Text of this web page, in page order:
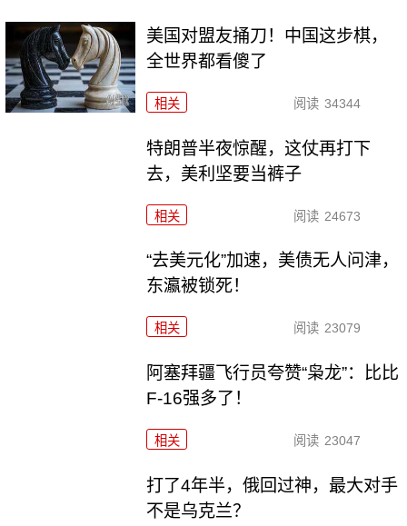
美国对盟友捅刀！中国这步棋，
全世界都看傻了
相关 阅读 34344
特朗普半夜惊醒，这仗再打下
去，美利坚要当裤子
相关 阅读 24673
“去美元化”加速，美债无人问津，
东瀛被锁死！
相关 阅读 23079
阿塞拜疆飞行员夸赞“枭龙”：比比
F-16强多了！
相关 阅读 23047
打了4年半，俄回过神，最大对手
不是乌克兰？